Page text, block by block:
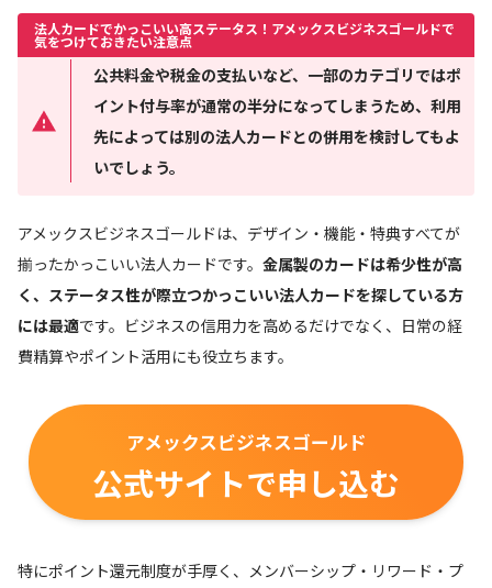
法人カードでかっこいい高ステータス！アメックスビジネスゴールドで
気をつけておきたい注意点
公共料金や税金の支払いなど、一部のカテゴリではポ
イント付与率が通常の半分になってしまうため、利用
先によっては別の法人カードとの併用を検討してもよ
いでしょう。
アメックスビジネスゴールドは、デザイン・機能・特典すべてが
揃ったかっこいい法人カードです。 金属製のカードは希少性が高
く、ステータス性が際立つかっこいい法人カードを探している方
には最適です。ビジネスの信用力を高めるだけでなく、日常の経
費精算やポイント活用にも役立ちます。
アメックスビジネスゴールド
公式サイトで申し込む
特にポイント還元制度が手厚く、メンバーシップ・リワード・プ